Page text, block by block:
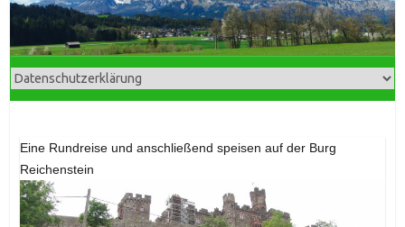
Eine Rundreise und anschließend speisen auf der Burg
Reichenstein